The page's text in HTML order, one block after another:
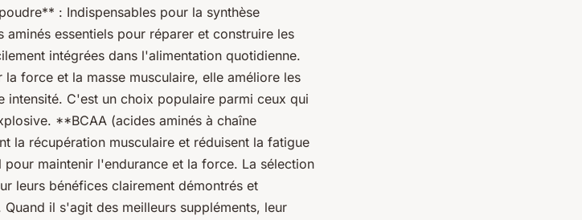
: Indispensables pour la synthèse
essentiels pour réparer et construire les
intégrées dans l'alimentation quotidienne.
force et la masse musculaire, elle améliore les
intensité. C'est un choix populaire parmi ceux qui
**BCAA (acides aminés à chaîne
la récupération musculaire et réduisent la fatigue
maintenir l'endurance et la force. La sélection
leurs bénéfices clairement démontrés et
il s'agit des meilleurs suppléments, leur